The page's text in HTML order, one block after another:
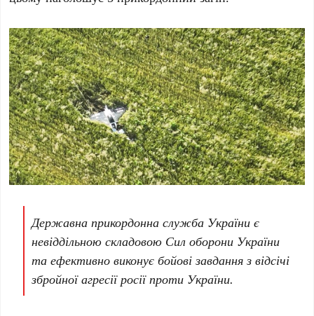
Державна прикордонна служба України є
невіддільною складовою Сил оборони України
та ефективно виконує бойові завдання з відсічі
збройної агресії росії проти України.